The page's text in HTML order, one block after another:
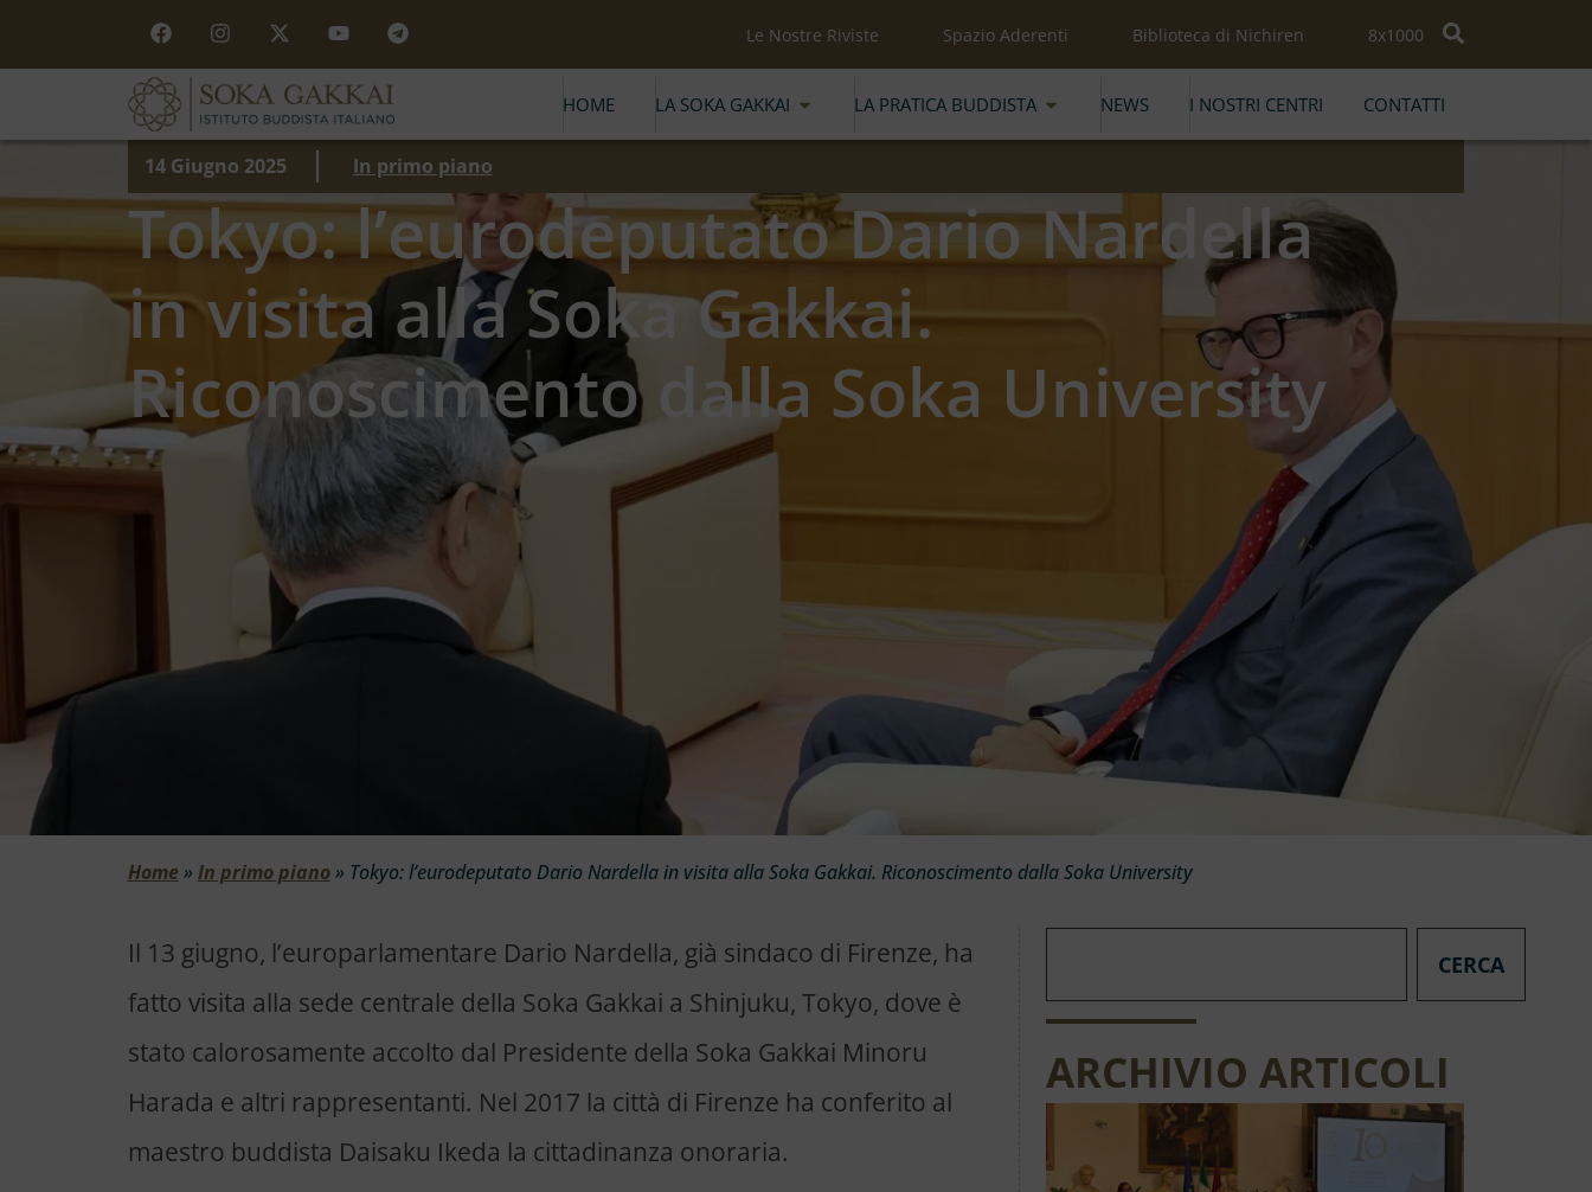
Le Nostre Riviste Spazio Aderenti Biblioteca di Nichiren 8x1000
HOME LA SOKA GAKKAI LA PRATICA BUDDISTA NEWS I NOSTRI CENTRI CONTATTI
14 Giugno 2025 In primo piano
Tokyo: l’eurodeputato Dario Nardella
in visita alla Soka Gakkai.
Riconoscimento dalla Soka University
Home» In primo piano» Tokyo: l’eurodeputato Dario Nardella in visita alla Soka Gakkai. Riconoscimento dalla Soka University
Il 13 giugno, l’europarlamentare Dario Nardella, già sindaco di Firenze, ha
fatto visita alla sede centrale della Soka Gakkai a Shinjuku, Tokyo, dove è
stato calorosamente accolto dal Presidente della Soka Gakkai Minoru
Harada e altri rappresentanti. Nel 2017 la città di Firenze ha conferito al
maestro buddista Daisaku Ikeda la cittadinanza onoraria.
CERCA
ARCHIVIO ARTICOLI